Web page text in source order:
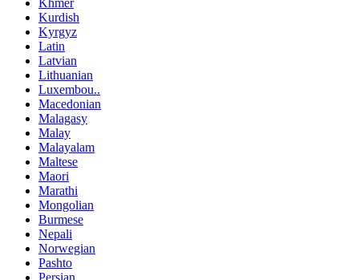
Khmer
Kurdish
Kyrgyz
Latin
Latvian
Lithuanian
Luxembou..
Macedonian
Malagasy
Malay
Malayalam
Maltese
Maori
Marathi
Mongolian
Burmese
Nepali
Norwegian
Pashto